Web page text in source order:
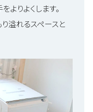
りよくします。
溢れるスペースと